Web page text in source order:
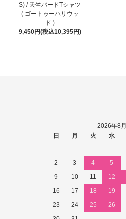
S) / 天竺バードTシャツ
( ゴートゥーハリウッ
ド )
9,450円(税込10,395円)
2026年8月
日
月 火 水
2
3 4 5
9
10 11 12
16
17 18 19
23
24 25 26